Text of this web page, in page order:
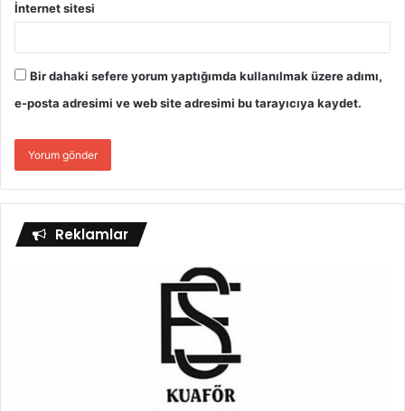
İnternet sitesi
Bir dahaki sefere yorum yaptığımda kullanılmak üzere adımı,
e-posta adresimi ve web site adresimi bu tarayıcıya kaydet.
Reklamlar